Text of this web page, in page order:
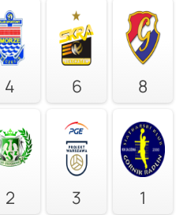
4 6 8
2 3 1